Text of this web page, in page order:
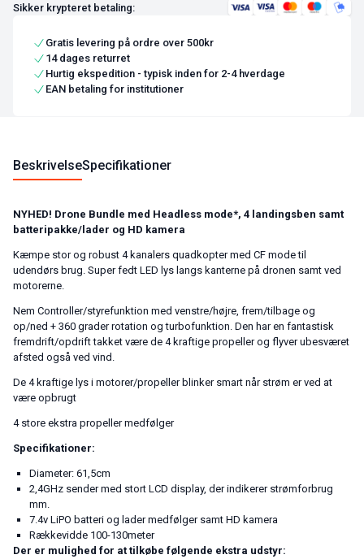
Sikker krypteret betaling:
Gratis levering på ordre over 500kr
14 dages returret
Hurtig ekspedition - typisk inden for 2-4 hverdage
EAN betaling for institutioner
BeskrivelseSpecifikationer
NYHED! Drone Bundle med Headless mode*, 4 landingsben samt
batteripakke/lader og HD kamera
Kæmpe stor og robust 4 kanalers quadkopter med CF mode til
udendørs brug. Super fedt LED lys langs kanterne på dronen samt ved
motorerne.
Nem Controller/styrefunktion med venstre/højre, frem/tilbage og
op/ned + 360 grader rotation og turbofunktion. Den har en fantastisk
fremdrift/opdrift takket være de 4 kraftige propeller og flyver ubesværet
afsted også ved vind.
De 4 kraftige lys i motorer/propeller blinker smart når strøm er ved at
være opbrugt
4 store ekstra propeller medfølger
Specifikationer:
Diameter: 61,5cm
2,4GHz sender med stort LCD display, der indikerer strømforbrug
mm.
7.4v LiPO batteri og lader medfølger samt HD kamera
Rækkevidde 100-130meter
Der er mulighed for at tilkøbe følgende ekstra udstyr: